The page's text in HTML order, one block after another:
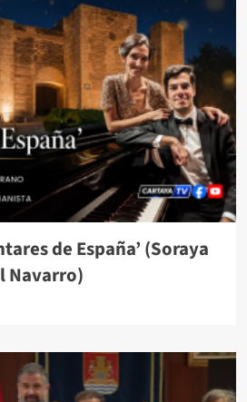
de España’ (Soraya
Navarro)